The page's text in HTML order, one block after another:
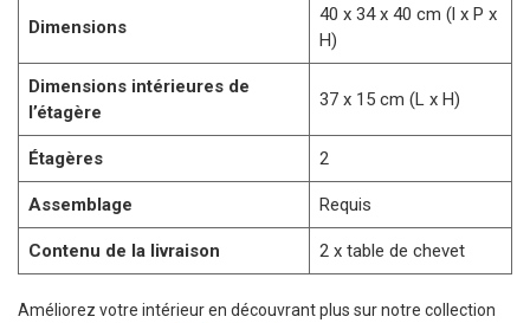
Dimensions
40 x 34 x 40 cm (l x P x
H)
Dimensions intérieures de
l’étagère
37 x 15 cm (L x H)
Étagères 2
Assemblage Requis
Contenu de la livraison 2 x table de chevet
Améliorez votre intérieur en découvrant plus sur notre collection